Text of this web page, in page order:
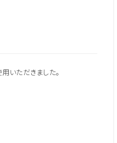
いただきました。